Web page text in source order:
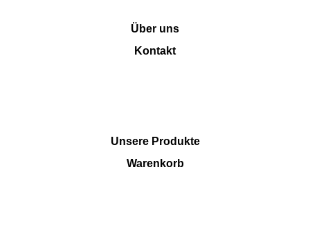
Über uns
Kontakt
Unsere Produkte
Warenkorb